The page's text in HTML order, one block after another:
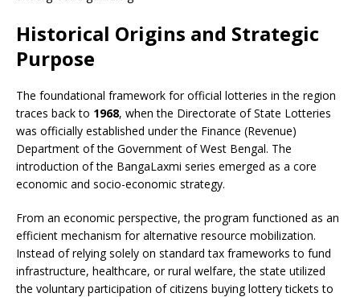
Historical Origins and Strategic
Purpose
The foundational framework for official lotteries in the region
traces back to 1968, when the Directorate of State Lotteries
was officially established under the Finance (Revenue)
Department of the Government of West Bengal. The
introduction of the BangaLaxmi series emerged as a core
economic and socio-economic strategy.
From an economic perspective, the program functioned as an
efficient mechanism for alternative resource mobilization.
Instead of relying solely on standard tax frameworks to fund
infrastructure, healthcare, or rural welfare, the state utilized
the voluntary participation of citizens buying lottery tickets to